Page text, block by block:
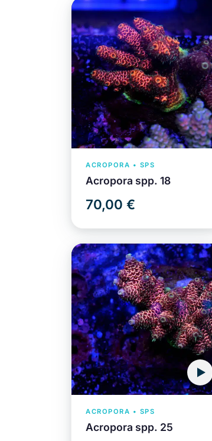
ACROPORA • SPS
Acropora spp. 18
70,00 €
ACROPORA • SPS
Acropora spp. 25